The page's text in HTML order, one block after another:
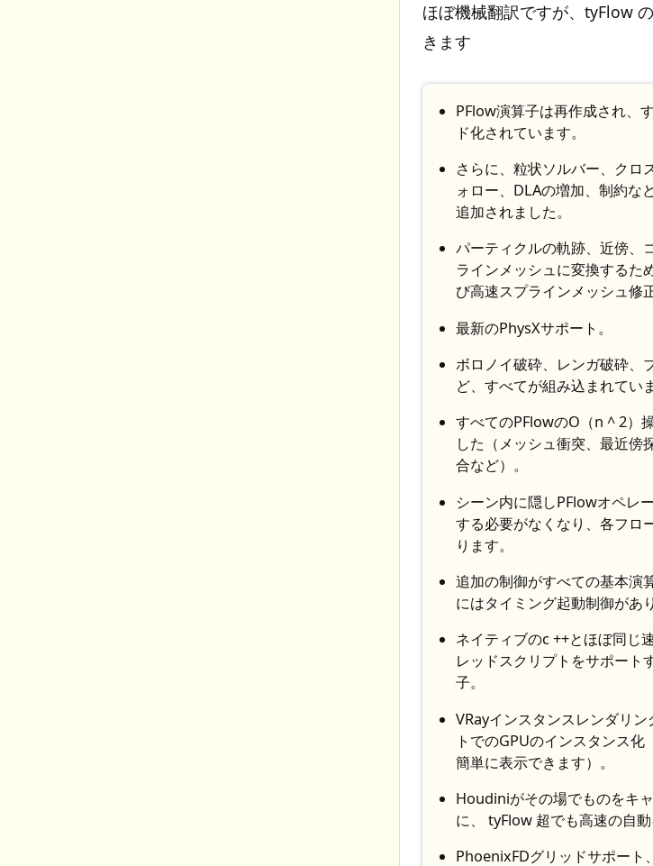
ほぼ機械翻訳ですが、tyFlow
きます
PFlow演算子は再作成され、
ド化されています。
さらに、粒状ソルバー、クロ
ォロー、DLAの増加、制約な
追加されました。
パーティクルの軌跡、近傍、
ラインメッシュに変換するた
び高速スプラインメッシュ修正
最新のPhysXサポート。
ボロノイ破砕、レンガ破砕、
ど、すべてが組み込まれてい
すべてのPFlowのO（n ^ 2）
した（メッシュ衝突、最近傍
合など）。
シーン内に隠しPFlowオペレ
する必要がなくなり、各フロ
ります。
追加の制御がすべての基本演
にはタイミング起動制御があ
ネイティブのc ++とほぼ同じ
レッドスクリプトをサポート
子。
VRayインスタンスレンダリ
トでのGPUのインスタンス
簡単に表示できます）。
Houdiniがその場でものをキ
に、 tyFlow 超でも高速の自動
PhoenixFDグリッドサポート